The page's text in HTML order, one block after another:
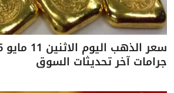
جرامات آخر تحديثات السوق